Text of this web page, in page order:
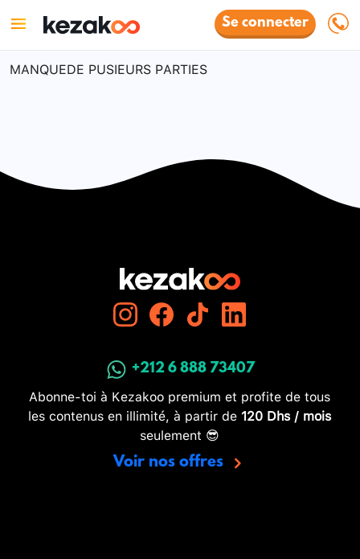
Se connecter
MANQUEDE PUSIEURS PARTIES
+212 6 888 73407
Abonne-toi à Kezakoo premium et profite de tous
les contenus en illimité, à partir de 120 Dhs / mois
seulement 😎
Voir nos offres